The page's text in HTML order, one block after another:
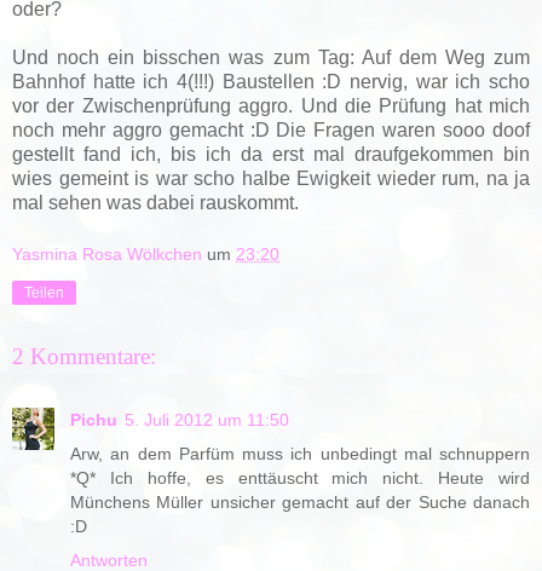
oder?
Und noch ein bisschen was zum Tag: Auf dem Weg zum
Bahnhof hatte ich 4(!!!) Baustellen :D nervig, war ich scho
vor der Zwischenprüfung aggro. Und die Prüfung hat mich
noch mehr aggro gemacht :D Die Fragen waren sooo doof
gestellt fand ich, bis ich da erst mal draufgekommen bin
wies gemeint is war scho halbe Ewigkeit wieder rum, na ja
mal sehen was dabei rauskommt.
Yasmina Rosa Wölkchen um 23:20
Teilen
2 Kommentare:
Pichu 5. Juli 2012 um 11:50
Arw, an dem Parfüm muss ich unbedingt mal schnuppern
*Q* Ich hoffe, es enttäuscht mich nicht. Heute wird
Münchens Müller unsicher gemacht auf der Suche danach
:D
Antworten